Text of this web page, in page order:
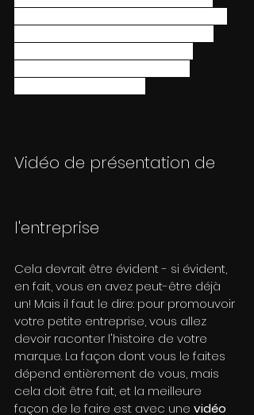
Vidéo de présentation de
l'entreprise
Cela devrait être évident - si évident,
en fait, vous en avez peut-être déjà
un! Mais il faut le dire: pour promouvoir
votre petite entreprise, vous allez
devoir raconter l'histoire de votre
marque. La façon dont vous le faites
dépend entièrement de vous, mais
cela doit être fait, et la meilleure
façon de le faire est avec une vidéo